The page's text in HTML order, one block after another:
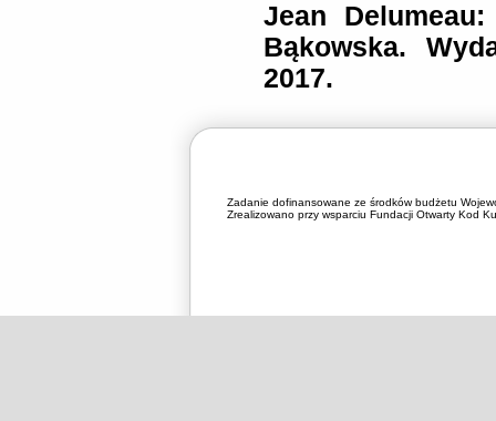
Jean
Bąkowska.
2017.
Zadanie dofinansowane ze środków budżetu
Zrealizowano przy wsparciu Fundacji Otwarty Kod